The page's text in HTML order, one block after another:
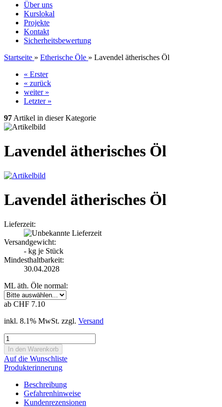
Über uns
Kurslokal
Projekte
Kontakt
Sicherheitsbewertung
Startseite » Etherische Öle » Lavendel ätherisches Öl
« Erster
« zurück
weiter »
Letzter »
97 Artikel in dieser Kategorie
Lavendel ätherisches Öl
Lavendel ätherisches Öl
Lieferzeit:
Versandgewicht:
- kg je Stück
Mindesthaltbarkeit:
30.04.2028
ML äth. Öle normal:
ab CHF 7.10
inkl. 8.1% MwSt. zzgl. Versand
Auf die Wunschliste
Produkterinnerung
Beschreibung
Gefahrenhinweise
Kundenrezensionen